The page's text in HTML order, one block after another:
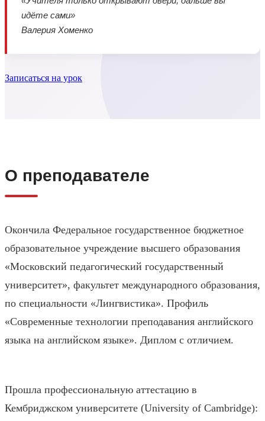
идёте сами»
Валерия Хоменко
Записаться на урок
О преподавателе
Окончила Федеральное государственное бюджетное
образовательное учреждение высшего образования
«Московский педагогический государственный
университет», факультет международного образования,
по специальности «Лингвистика». Профиль
«Современные технологии преподавания английского
языка на английском языке». Диплом с отличием.
Прошла профессиональную аттестацию в
Кембриджском университете (University of Cambridge):